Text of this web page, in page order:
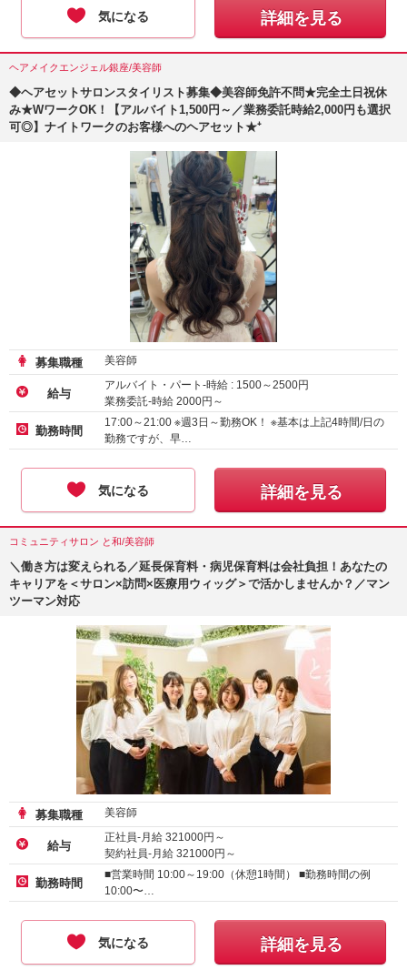
気になる 詳細を見る
ヘアメイクエンジェル銀座/美容師
◆ヘアセットサロンスタイリスト募集◆美容師免許不問★完全土日祝休
み★WワークOK！【アルバイト1,500円～／業務委託時給2,000円も選択
可◎】ナイトワークのお客様へのヘアセット★⁺
募集職種 美容師
給与
アルバイト・パート-時給 : 1500～2500円
業務委託-時給 2000円～
勤務時間
17:00～21:00 ※週3日～勤務OK！ ※基本は上記4時間/日の
勤務ですが、早…
気になる 詳細を見る
コミュニティサロン と和/美容師
＼働き方は変えられる／延長保育料・病児保育料は会社負担！あなたの
キャリアを＜サロン×訪問×医療用ウィッグ＞で活かしませんか？／マン
ツーマン対応
募集職種 美容師
給与
正社員-月給 321000円～
契約社員-月給 321000円～
アルバイト・パート-時給 : 1500 ～2000 円
勤務時間
■営業時間 10:00～19:00（休憩1時間） ■勤務時間の例
10:00〜…
気になる 詳細を見る